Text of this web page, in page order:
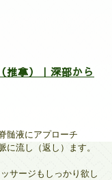
推拿）｜深部から
髄液にアプローチ
に流し（返し）ます。
サージもしっかり欲し